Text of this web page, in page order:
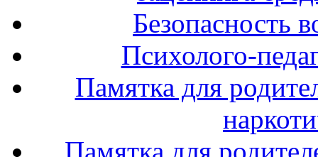
Безопасность
Психолого-
Памятка для
Памятка для